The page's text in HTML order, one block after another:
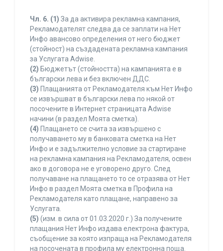
Чл. 6. (1) За да активира рекламна кампания,
Рекламодателят следва да се заплати на Нет
Инфо авансово определения от него бюджет
(стойност) на създадената рекламна кампания
за Услугата Adwise.
(2) Бюджетът (стойността) на кампанията е в
български лева и без включен ДДС.
(3) Плащанията от Рекламодателя към Нет Инфо
се извършват в български лева по някой от
посочените в Интернет страницата Adwise
начини (в раздел Моята сметка).
(4) Плащането се счита за извършено с
получаването му в банковата сметка на Нет
Инфо и е задължително условие за стартиране
на рекламна кампания на Рекламодателя, освен
ако в договора не е уговорено друго. След
получаване на плащането то се отразява от Нет
Инфо в раздел Моята сметка в Профила на
Рекламодателя като плащане, направено за
Услугата.
(5) (изм. в сила от 01.03.2020 г.) За получените
плащания Нет Инфо издава електрона фактура,
съобщение за която изпраща на Рекламодателя
на посочената в профила му електронна поща.